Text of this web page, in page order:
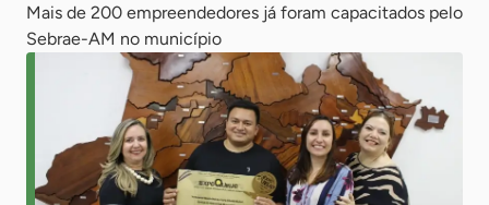
Mais de 200 empreendedores já foram capacitados pelo
Sebrae-AM no município